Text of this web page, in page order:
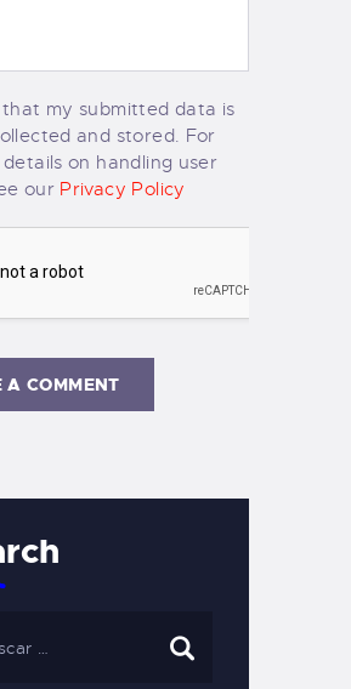
that my submitted data is
and stored. For
on handling user
our Privacy Policy